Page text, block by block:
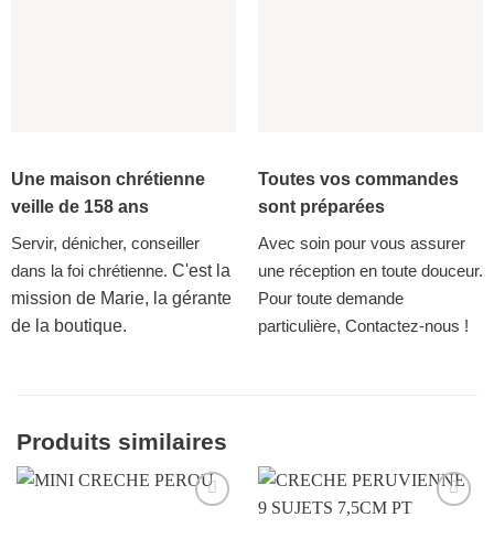
Une maison chrétienne
veille de 158 ans
Servir, dénicher, conseiller
dans la foi chrétienne. C'est la
mission de Marie, la gérante
de la boutique.
Toutes vos commandes
sont préparées
Avec soin pour vous assurer
une réception en toute douceur.
Pour toute demande
particulière, Contactez-nous !
Produits similaires